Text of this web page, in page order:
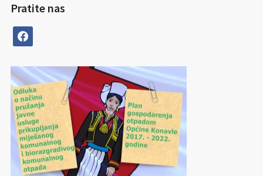
Pratite nas
facebook